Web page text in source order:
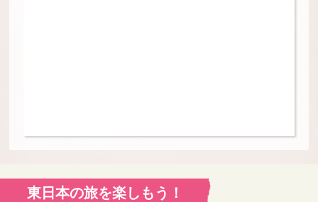
東日本の旅を楽しもう！